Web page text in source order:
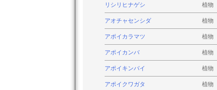
リシリヒナゲシ 植物
アオチャセンシダ 植物
アポイカラマツ 植物
アポイカンバ 植物
アポイキンバイ 植物
アポイクワガタ 植物